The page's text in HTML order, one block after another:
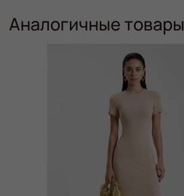
Аналогичные товары